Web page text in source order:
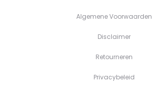
Algemene Voorwaarden
Disclaimer
Retourneren
Privacybeleid